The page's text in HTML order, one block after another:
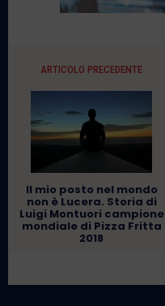
ARTICOLO PRECEDENTE
Il mio posto nel mondo
non è Lucera. Storia di
Luigi Montuori campione
mondiale di Pizza Fritta
2018